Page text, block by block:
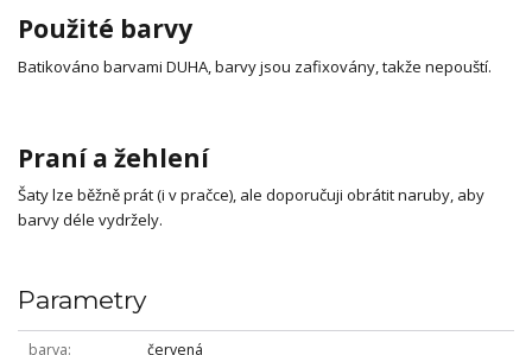
Použité barvy
Batikováno barvami DUHA, barvy jsou zafixovány, takže nepouští.
Praní a žehlení
Šaty lze běžně prát (i v pračce), ale doporučuji obrátit naruby, aby
barvy déle vydržely.
Parametry
barva
červená